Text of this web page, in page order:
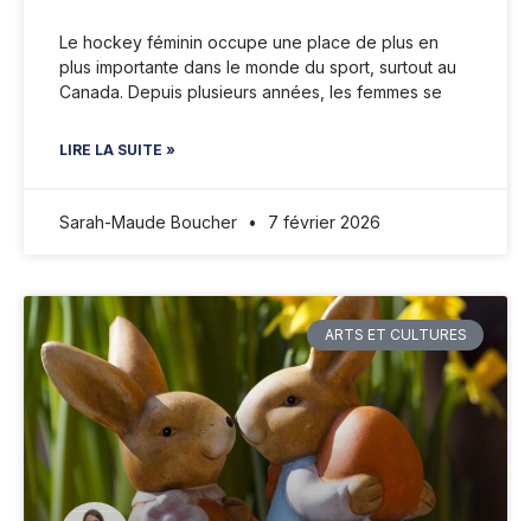
Le hockey féminin occupe une place de plus en
plus importante dans le monde du sport, surtout au
Canada. Depuis plusieurs années, les femmes se
LIRE LA SUITE »
Sarah-Maude Boucher 7 février 2026
ARTS ET CULTURES